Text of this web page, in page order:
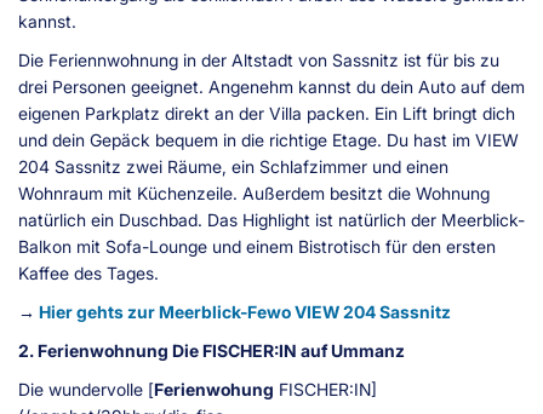
kannst.
Die Feriennwohnung in der Altstadt von Sassnitz ist für bis zu
drei Personen geeignet. Angenehm kannst du dein Auto auf dem
eigenen Parkplatz direkt an der Villa packen. Ein Lift bringt dich
und dein Gepäck bequem in die richtige Etage. Du hast im VIEW
204 Sassnitz zwei Räume, ein Schlafzimmer und einen
Wohnraum mit Küchenzeile. Außerdem besitzt die Wohnung
natürlich ein Duschbad. Das Highlight ist natürlich der Meerblick-
Balkon mit Sofa-Lounge und einem Bistrotisch für den ersten
Kaffee des Tages.
→ Hier gehts zur Meerblick-Fewo VIEW 204 Sassnitz
2. Ferienwohnung Die FISCHER:IN auf Ummanz
Die wundervolle [Ferienwohung FISCHER:IN]